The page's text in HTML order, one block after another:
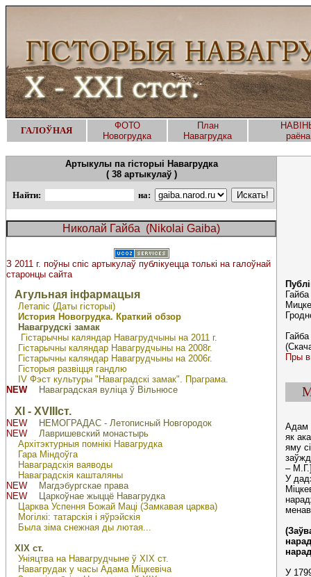
ГАЛОЎНАЯ
ФОТО
Новогрудка
План
Навагрудка
раёна
Артыкулы па гісторыі Навагрудка
( 38 артыкулаў )
Найти:
на:
З 2011 г. поўны спіс артыкулаў публікуецца толькі на галоўнай
старонцы сайта
Агульная інфармацыя
Летапіс (Даты гісторыі)
История Новогрудка. Краткий обзор
Навагрудскі замак
Гістарычны каляндар Навагрудчыны на 2011 г.
Гістарычны каляндар Навагрудчыны на 2008г.
Гістарычны каляндар Навагрудчыны на 2006г.
Гісторыя развіцця гандлю
IV Фэст культуры "Наваградскі замак". Праграма.
NEW
Наваградская вуліца ў Вільнюсе
ХІ - ХVIIIст.
NEW
НЕМОГРАДАС - Летописный Новгородок
NEW
Лавришевский монастырь
Архітэктурныя помнікі Навагрудка
Гара Міндоўга
Наваградскія ваяводы
Наваградскія кашталяны
NEW
Магдэбургскае права
NEW
Царкоўнае жыццё Навагрудка
Царква Успення Божай Маці (Замкавая царква)
Могілкі: татарскія і яўрэйскія
Была зіма снежная ды лютая...
ХІХ ст.
Уніяцтва на Навагрудчыне ў ХІХ ст.
Навагрудак у часы Адама Міцкевіча
Пры
Адам
як
яму
–
У
У